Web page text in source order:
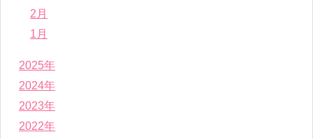
2月
1月
2025年
2024年
2023年
2022年